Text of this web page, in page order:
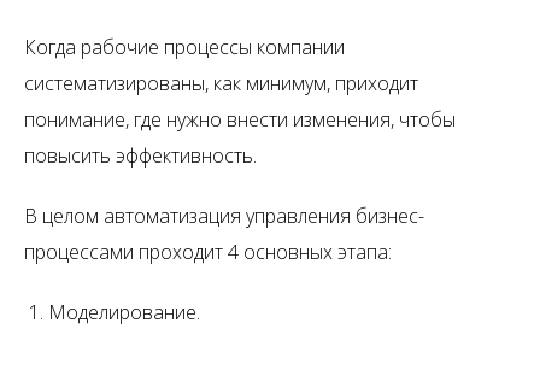
Когда рабочие процессы компании
систематизированы, как минимум, приходит
понимание, где нужно внести изменения, чтобы
повысить эффективность.
В целом автоматизация управления бизнес-
процессами проходит 4 основных этапа:
Моделирование.